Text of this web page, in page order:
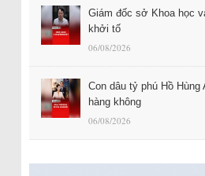
Giám đốc sở Khoa học
khởi tố
06/08/2026
Con dâu tỷ phú Hồ Hùng
hàng không
06/08/2026